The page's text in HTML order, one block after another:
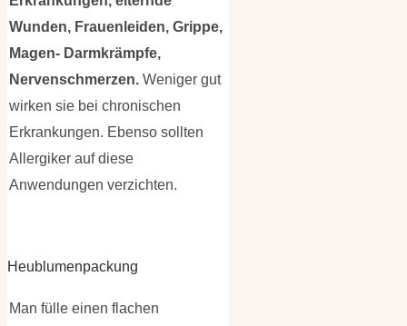
Wunden, Frauenleiden, Grippe,
Magen- Darmkrämpfe,
Nervenschmerzen.Weniger gut
wirken sie bei chronischen
Erkrankungen. Ebenso sollten
Allergiker auf diese
Anwendungen verzichten.
Heublumenpackung
Man fülle einen flachen